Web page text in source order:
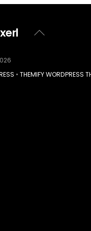
Back
•THEMIFY WORDPRESS